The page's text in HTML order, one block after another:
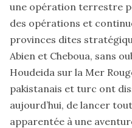
une opération terrestre
des opérations et
provinces dites
Abien et Cheboua, sans
Houdeida sur la Mer
pakistanais et turc ont
aujourd’hui, de lancer
apparentée à une